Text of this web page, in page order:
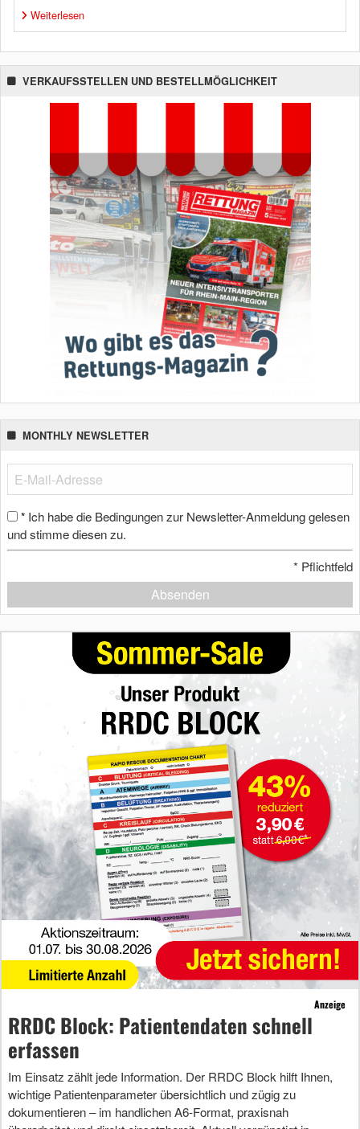
Weiterlesen
VERKAUFSSTELLEN UND BESTELLMÖGLICHKEIT
MONTHLY NEWSLETTER
* Ich habe die Bedingungen zur Newsletter-Anmeldung gelesen
und stimme diesen zu.
* Pflichtfeld
Absenden
Anzeige
RRDC Block: Patientendaten schnell
erfassen
Im Einsatz zählt jede Information. Der RRDC Block hilft Ihnen,
wichtige Patientenparameter übersichtlich und zügig zu
dokumentieren – im handlichen A6-Format, praxisnah